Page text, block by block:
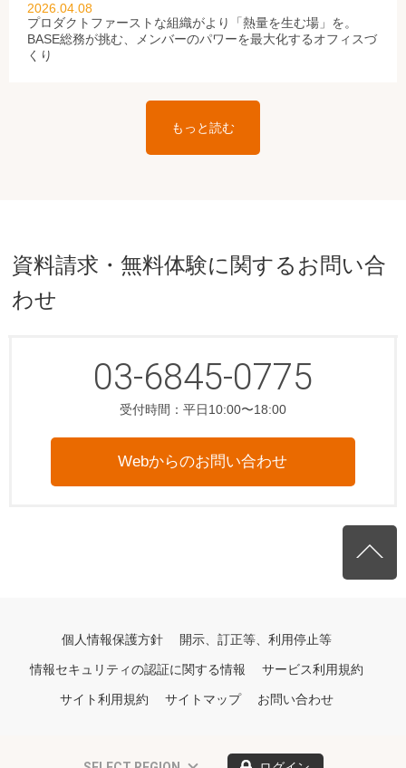
2026.04.08
プロダクトファーストな組織がより「熱量を生む場」を。
BASE総務が挑む、メンバーのパワーを最大化するオフィスづ
くり
もっと読む
資料請求・無料体験に関するお問い合
わせ
03-6845-0775
受付時間：平日10:00〜18:00
Webからのお問い合わせ
個人情報保護方針 開示、訂正等、利用停止等
情報セキュリティの認証に関する情報 サービス利用規約
サイト利用規約 サイトマップ お問い合わせ